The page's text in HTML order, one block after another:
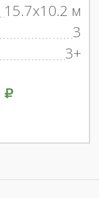
15.7x10.2 м
3
3+